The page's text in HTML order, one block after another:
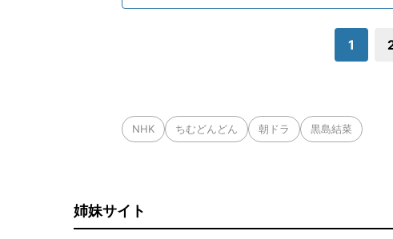
1
NHK ちむどんどん 朝ドラ 黒島結菜
姉妹サイト